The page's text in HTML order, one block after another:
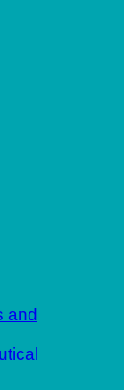
and